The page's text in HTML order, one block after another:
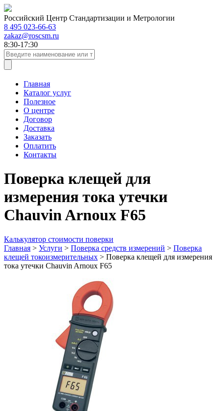
Российский Центр Стандартизации и Метрологии
8 495 023-66-63
zakaz@roscsm.ru
8:30-17:30
Главная
Каталог услуг
Полезное
О центре
Договор
Доставка
Заказать
Оплатить
Контакты
Поверка клещей для
измерения тока утечки
Chauvin Arnoux F65
Калькулятор стоимости поверки
Главная > Услуги > Поверка средств измерений > Поверка
клещей токоизмерительных > Поверка клещей для измерения
тока утечки Chauvin Arnoux F65